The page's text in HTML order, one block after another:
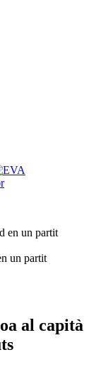
un partit
al capità